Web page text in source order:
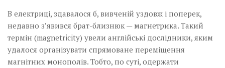
В електриці, здавалося б, вивченій уздовж і поперек,
недавно з’явився брат-близнюк — магнетрика. Такий
термін (magnetricity) увели англійські дослідники, яким
удалося організувати спрямоване переміщення
магнітних монополів. Тобто, по суті, одержати